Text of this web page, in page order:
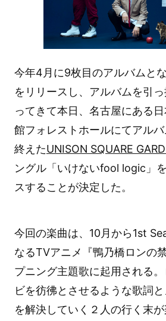
今年4月に9枚目のアルバムと
をリリースし、アルバムを引
ってきて本日、名古屋にある
館フォレストホールにてアル
終えたUNISON SQUARE
ングル「いけないfool logic」
スすることが決定した。
今回の楽曲は、10月から1st
なるTVアニメ『鴨乃橋ロンの
プニング主題歌に起用される
ビを彷彿とさせるような歌詞
を解決していく２人の行く末